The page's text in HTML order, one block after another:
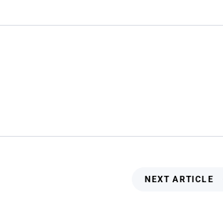
NEXT ARTICLE